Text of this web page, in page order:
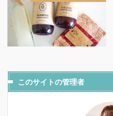
このサイトの管理者